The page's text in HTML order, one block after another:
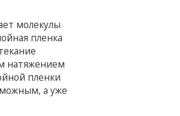
молекулы
пленка
натяжением
пленки
а уже